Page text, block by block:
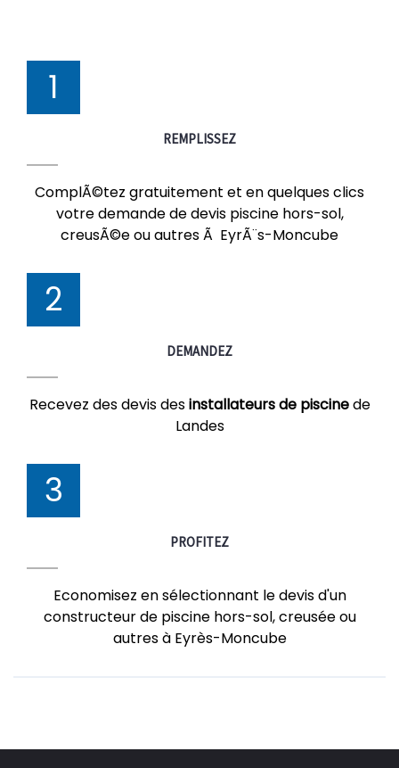
1
REMPLISSEZ
ComplÃ©tez gratuitement et en quelques clics
votre demande de devis piscine hors-sol,
creusÃ©e ou autres Ã EyrÃ¨s-Moncube
2
DEMANDEZ
Recevez des devis desinstallateurs de piscinede
Landes
3
PROFITEZ
Economisez en sélectionnant le devis d'un
constructeur de piscine hors-sol, creusée ou
autres à Eyrès-Moncube